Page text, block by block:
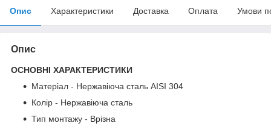
Опис Характеристики Доставка Оплата Умови
Опис
ОСНОВНІ ХАРАКТЕРИСТИКИ
Матеріал - Нержавіюча сталь AISI 304
Колір - Нержавіюча сталь
Тип монтажу - Врізна